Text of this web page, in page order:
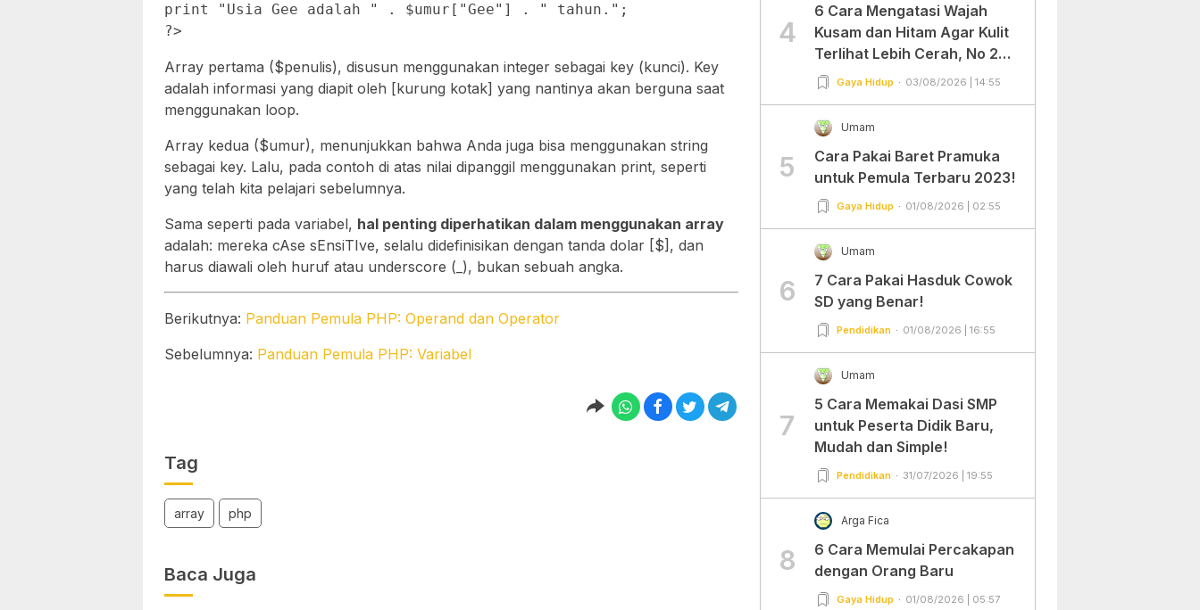
print "Usia Gee adalah " . $umur["Gee"] . " tahun.";
Array pertama ($penulis), disusun menggunakan integer sebagai key (kunci). Key
adalah informasi yang diapit oleh [kurung kotak] yang nantinya akan berguna saat
menggunakan loop.
Array kedua ($umur), menunjukkan bahwa Anda juga bisa menggunakan string
sebagai key. Lalu, pada contoh di atas nilai dipanggil menggunakan print, seperti
yang telah kita pelajari sebelumnya.
Sama seperti pada variabel, hal penting diperhatikan dalam menggunakan array
adalah: mereka cAse sEnsiTIve, selalu didefinisikan dengan tanda dolar [$], dan
harus diawali oleh huruf atau underscore (_), bukan sebuah angka.
Berikutnya: Panduan Pemula PHP: Operand dan Operator
Sebelumnya: Panduan Pemula PHP: Variabel
Tag
array php
Baca Juga
4
6 Cara Mengatasi Wajah
Kusam dan Hitam Agar Kulit
Terlihat Lebih Cerah, No 2
Gampang Banget dan Mudah
Gaya Hidup 03/08/2026 | 14:55
5
Umam
Cara Pakai Baret Pramuka
untuk Pemula Terbaru 2023!
Gaya Hidup 01/08/2026 | 02:55
6
Umam
7 Cara Pakai Hasduk Cowok
SD yang Benar!
Pendidikan 01/08/2026 | 16:55
7
Umam
5 Cara Memakai Dasi SMP
untuk Peserta Didik Baru,
Mudah dan Simple!
Pendidikan 31/07/2026 | 19:55
8
Arga Fica
6 Cara Memulai Percakapan
dengan Orang Baru
Gaya Hidup 01/08/2026 | 05:57